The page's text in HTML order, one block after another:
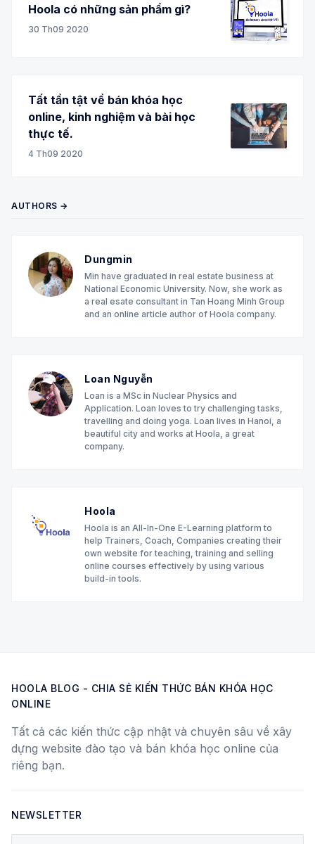
Hoola có những sản phẩm gì?
30 Th09 2020
Tất tần tật về bán khóa học
online, kinh nghiệm và bài học
thực tế.
4 Th09 2020
AUTHORS →
Dungmin
Min have graduated in real estate business at
National Economic University. Now, she work as
a real esate consultant in Tan Hoang Minh Group
and an online article author of Hoola company.
Loan Nguyễn
Loan is a MSc in Nuclear Physics and
Application. Loan loves to try challenging tasks,
travelling and doing yoga. Loan lives in Hanoi, a
beautiful city and works at Hoola, a great
company.
Hoola
Hoola is an All-In-One E-Learning platform to
help Trainers, Coach, Companies creating their
own website for teaching, training and selling
online courses effectively by using various
build-in tools.
HOOLA BLOG - CHIA SẺ KIẾN THỨC BÁN KHÓA HỌC
ONLINE
Tất cả các kiến thức cập nhật và chuyên sâu về xây
dựng website đào tạo và bán khóa học online của
riêng bạn.
NEWSLETTER